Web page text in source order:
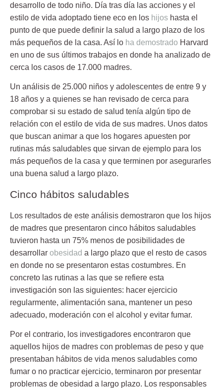
desarrollo de todo niño. Día tras día las acciones y el
estilo de vida adoptado tiene eco en los hijos hasta el
punto de que puede definir la salud a largo plazo de los
más pequeños de la casa. Así lo ha demostrado Harvard
en uno de sus últimos trabajos en donde ha analizado de
cerca los casos de 17.000 madres.
Un análisis de 25.000 niños y adolescentes de entre 9 y
18 años y a quienes se han revisado de cerca para
comprobar si su estado de salud tenía algún tipo de
relación con el estilo de vida de sus madres. Unos datos
que buscan animar a que los hogares apuesten por
rutinas más saludables que sirvan de ejemplo para los
más pequeños de la casa y que terminen por asegurarles
una buena salud a largo plazo.
Cinco hábitos saludables
Los resultados de este análisis demostraron que los hijos
de madres que presentaron cinco hábitos saludables
tuvieron hasta un 75% menos de posibilidades de
desarrollar obesidad a largo plazo que el resto de casos
en donde no se presentaron estas costumbres. En
concreto las rutinas a las que se refiere esta
investigación son las siguientes: hacer ejercicio
regularmente, alimentación sana, mantener un peso
adecuado, moderación con el alcohol y evitar fumar.
Por el contrario, los investigadores encontraron que
aquellos hijos de madres con problemas de peso y que
presentaban hábitos de vida menos saludables como
fumar o no practicar ejercicio, terminaron por presentar
problemas de obesidad a largo plazo. Los responsables